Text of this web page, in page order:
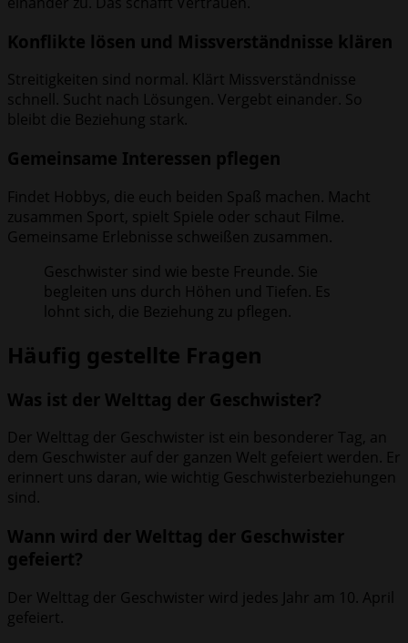
Konflikte lösen und Missverständnisse klären
Streitigkeiten sind normal. Klärt Missverständnisse
schnell. Sucht nach Lösungen. Vergebt einander. So
bleibt die Beziehung stark.
Gemeinsame Interessen pflegen
Findet Hobbys, die euch beiden Spaß machen. Macht
zusammen Sport, spielt Spiele oder schaut Filme.
Gemeinsame Erlebnisse schweißen zusammen.
Geschwister sind wie beste Freunde. Sie
begleiten uns durch Höhen und Tiefen. Es
lohnt sich, die Beziehung zu pflegen.
Häufig gestellte Fragen
Was ist der Welttag der Geschwister?
Der Welttag der Geschwister ist ein besonderer Tag, an
dem Geschwister auf der ganzen Welt gefeiert werden. Er
erinnert uns daran, wie wichtig Geschwisterbeziehungen
sind.
Wann wird der Welttag der Geschwister
gefeiert?
Der Welttag der Geschwister wird jedes Jahr am 10. April
gefeiert.